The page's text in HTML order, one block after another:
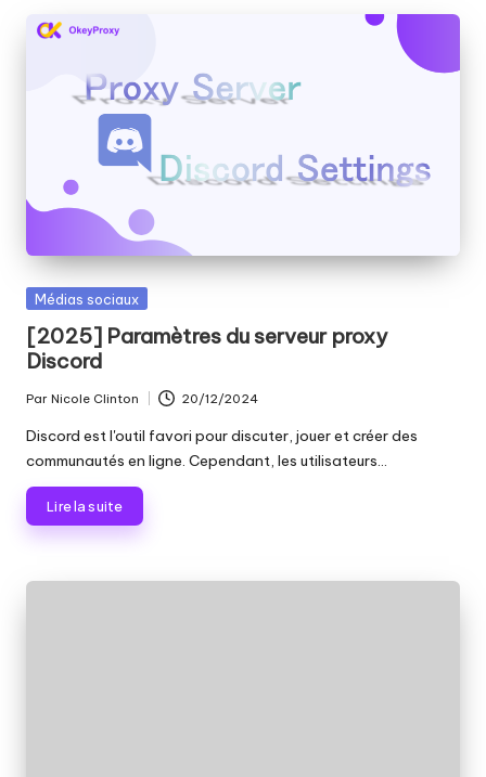
Publié
Médias sociaux
[2025] Paramètres du serveur proxy
Discord
Publié
par
Par Nicole Clinton 20/12/2024
Discord est l'outil favori pour discuter, jouer et créer des
communautés en ligne. Cependant, les utilisateurs...
Lire la suite